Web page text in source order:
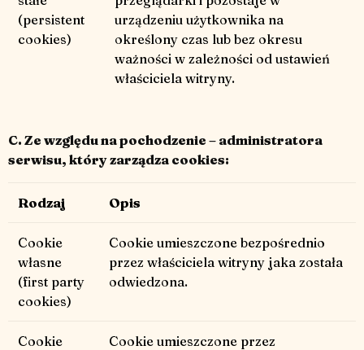
(persistent
cookies)
urządzeniu użytkownika na
określony czas lub bez okresu
ważności w zależności od ustawień
właściciela witryny.
C. Ze względu na pochodzenie – administratora
serwisu, który zarządza cookies:
Rodzaj Opis
Cookie
własne
(first party
cookies)
Cookie umieszczone bezpośrednio
przez właściciela witryny jaka została
odwiedzona.
Cookie
Cookie umieszczone przez